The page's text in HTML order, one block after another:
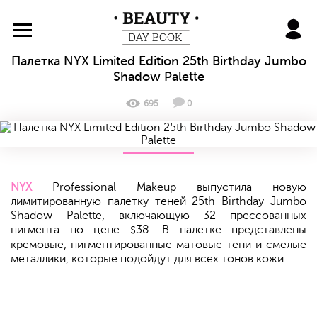
BeautyDayBook
Палетка NYX Limited Edition 25th Birthday Jumbo
Shadow Palette
695 0
NYXProfessional Makeup выпустила новую
лимитированную палетку теней 25th Birthday Jumbo
Shadow Palette, включающую 32 прессованных
пигмента по цене
$38. В палетке представлены
кремовые, пигментированные матовые тени и смелые
металлики, которые подойдут для всех тонов кожи.